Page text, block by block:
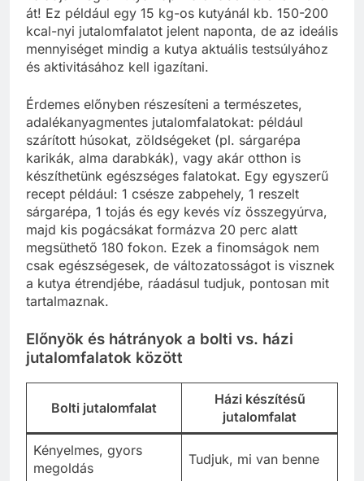
át! Ez például egy 15 kg-os kutyánál kb. 150-200
kcal-nyi jutalomfalatot jelent naponta, de az ideális
mennyiséget mindig a kutya aktuális testsúlyához
és aktivitásához kell igazítani.
Érdemes előnyben részesíteni a természetes,
adalékanyagmentes jutalomfalatokat: például
szárított húsokat, zöldségeket (pl. sárgarépa
karikák, alma darabkák), vagy akár otthon is
készíthetünk egészséges falatokat. Egy egyszerű
recept például: 1 csésze zabpehely, 1 reszelt
sárgarépa, 1 tojás és egy kevés víz összegyúrva,
majd kis pogácsákat formázva 20 perc alatt
megsüthető 180 fokon. Ezek a finomságok nem
csak egészségesek, de változatosságot is visznek
a kutya étrendjébe, ráadásul tudjuk, pontosan mit
tartalmaznak.
Előnyök és hátrányok a bolti vs. házi
jutalomfalatok között
Bolti jutalomfalat
Házi készítésű
jutalomfalat
Kényelmes, gyors
megoldás
Tudjuk, mi van benne